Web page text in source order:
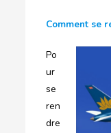
Comment se
Po
ur
se
ren
dre